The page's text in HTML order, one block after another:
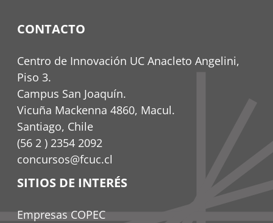
CONTACTO
Centro de Innovación UC Anacleto Angelini,
Piso 3.
Campus San Joaquín.
Vicuña Mackenna 4860, Macul.
Santiago, Chile
(56 2 ) 2354 2092
concursos@fcuc.cl
SITIOS DE INTERÉS
Empresas COPEC